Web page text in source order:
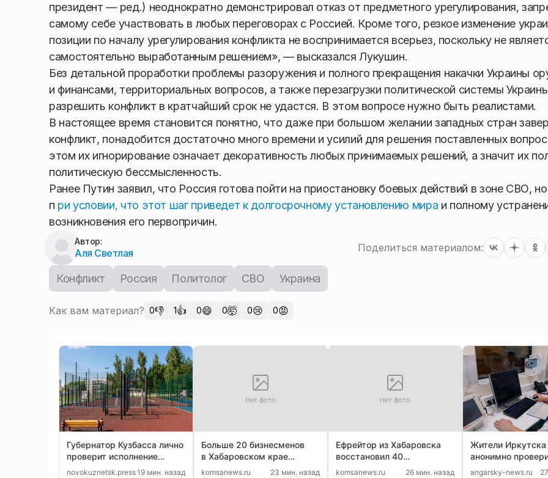
президент — ред.) неоднократно демонстрировал отказ от предметного урегулирования,
самому себе участвовать в любых переговорах с Россией. Кроме того, резкое изменение
позиции по началу урегулирования конфликта не воспринимается всерьез, поскольку не
самостоятельно выработанным решением», — высказался Лукушин.
Без детальной проработки проблемы разоружения и полного прекращения накачки Украины
и финансами, территориальных вопросов, а также перезагрузки политической системы
разрешить конфликт в кратчайший срок не удастся. В этом вопросе нужно быть реалистами.
В настоящее время становится понятно, что даже при большом желании западных стран
конфликт, понадобится достаточно много времени и усилий для решения поставленных
этом их игнорирование означает декоративность любых принимаемых решений, а значит их
политическую бессмысленность.
Ранее Путин заявил, что Россия готова пойти на приостановку боевых действий в зоне СВО,
п ри условии, что этот шаг приведет к долгосрочному установлению мира и полному
возникновения его первопричин.
Автор:
Аля Светлая Поделиться материалом:
Конфликт Россия Политолог СВО Украина
Как вам материал? 0👎 1👍 0😄 0🤯 0😢 0😡
Губернатор Кузбасса лично
проверит исполнение
жалоб с прямого эфира
novokuznetsk.press19 мин. назад
Нет фото
Больше 20 бизнесменов
в Хабаровском крае
получили льготные займы
komsanews.ru 23 мин. назад
Нет фото
Ефрейтор из Хабаровска
восстановил 40
трансмиссий в зоне СВО
komsanews.ru 26 мин. назад
Жители Иркутска
анонимно
на ВИЧ 7 и 10
angarsky-news.ru